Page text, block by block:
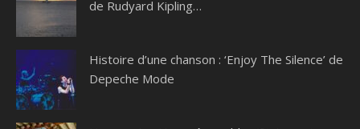
de Rudyard Kipling…
Histoire d’une chanson : ‘Enjoy The Silence’ de
Depeche Mode